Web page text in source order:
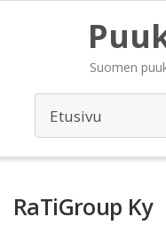
Suomen
RaTiGroup Ky